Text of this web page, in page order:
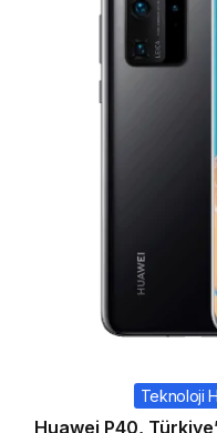
Teknoloji
Huawei P40,